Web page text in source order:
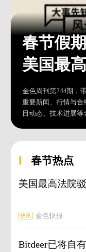
春节假
美国最
普关税
金色周刊第244期，
重要新闻、行情与
目动态、技术进展等
春节热点
美国最高法院
金色快报
Bitdeer已将自